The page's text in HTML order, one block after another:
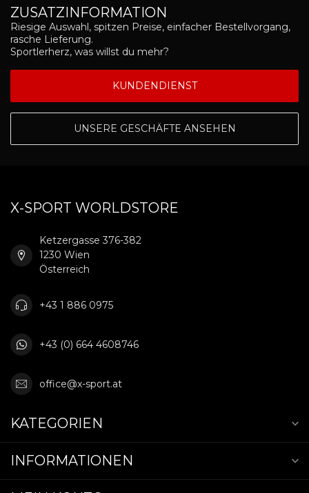
ZUSATZINFORMATION
Riesige Auswahl, spitzen Preise, einfacher Bestellvorgang,
rasche Lieferung.
Sportlerherz, was willst du mehr?
KUNDENDIENST
UNSERE GESCHÄFTE ANSEHEN
X-SPORT WORLDSTORE
Ketzergasse 376-382
1230 Wien
Österreich
+43 1 886 0975
+43 (0) 664 4608746
office@x-sport.at
KATEGORIEN
INFORMATIONEN